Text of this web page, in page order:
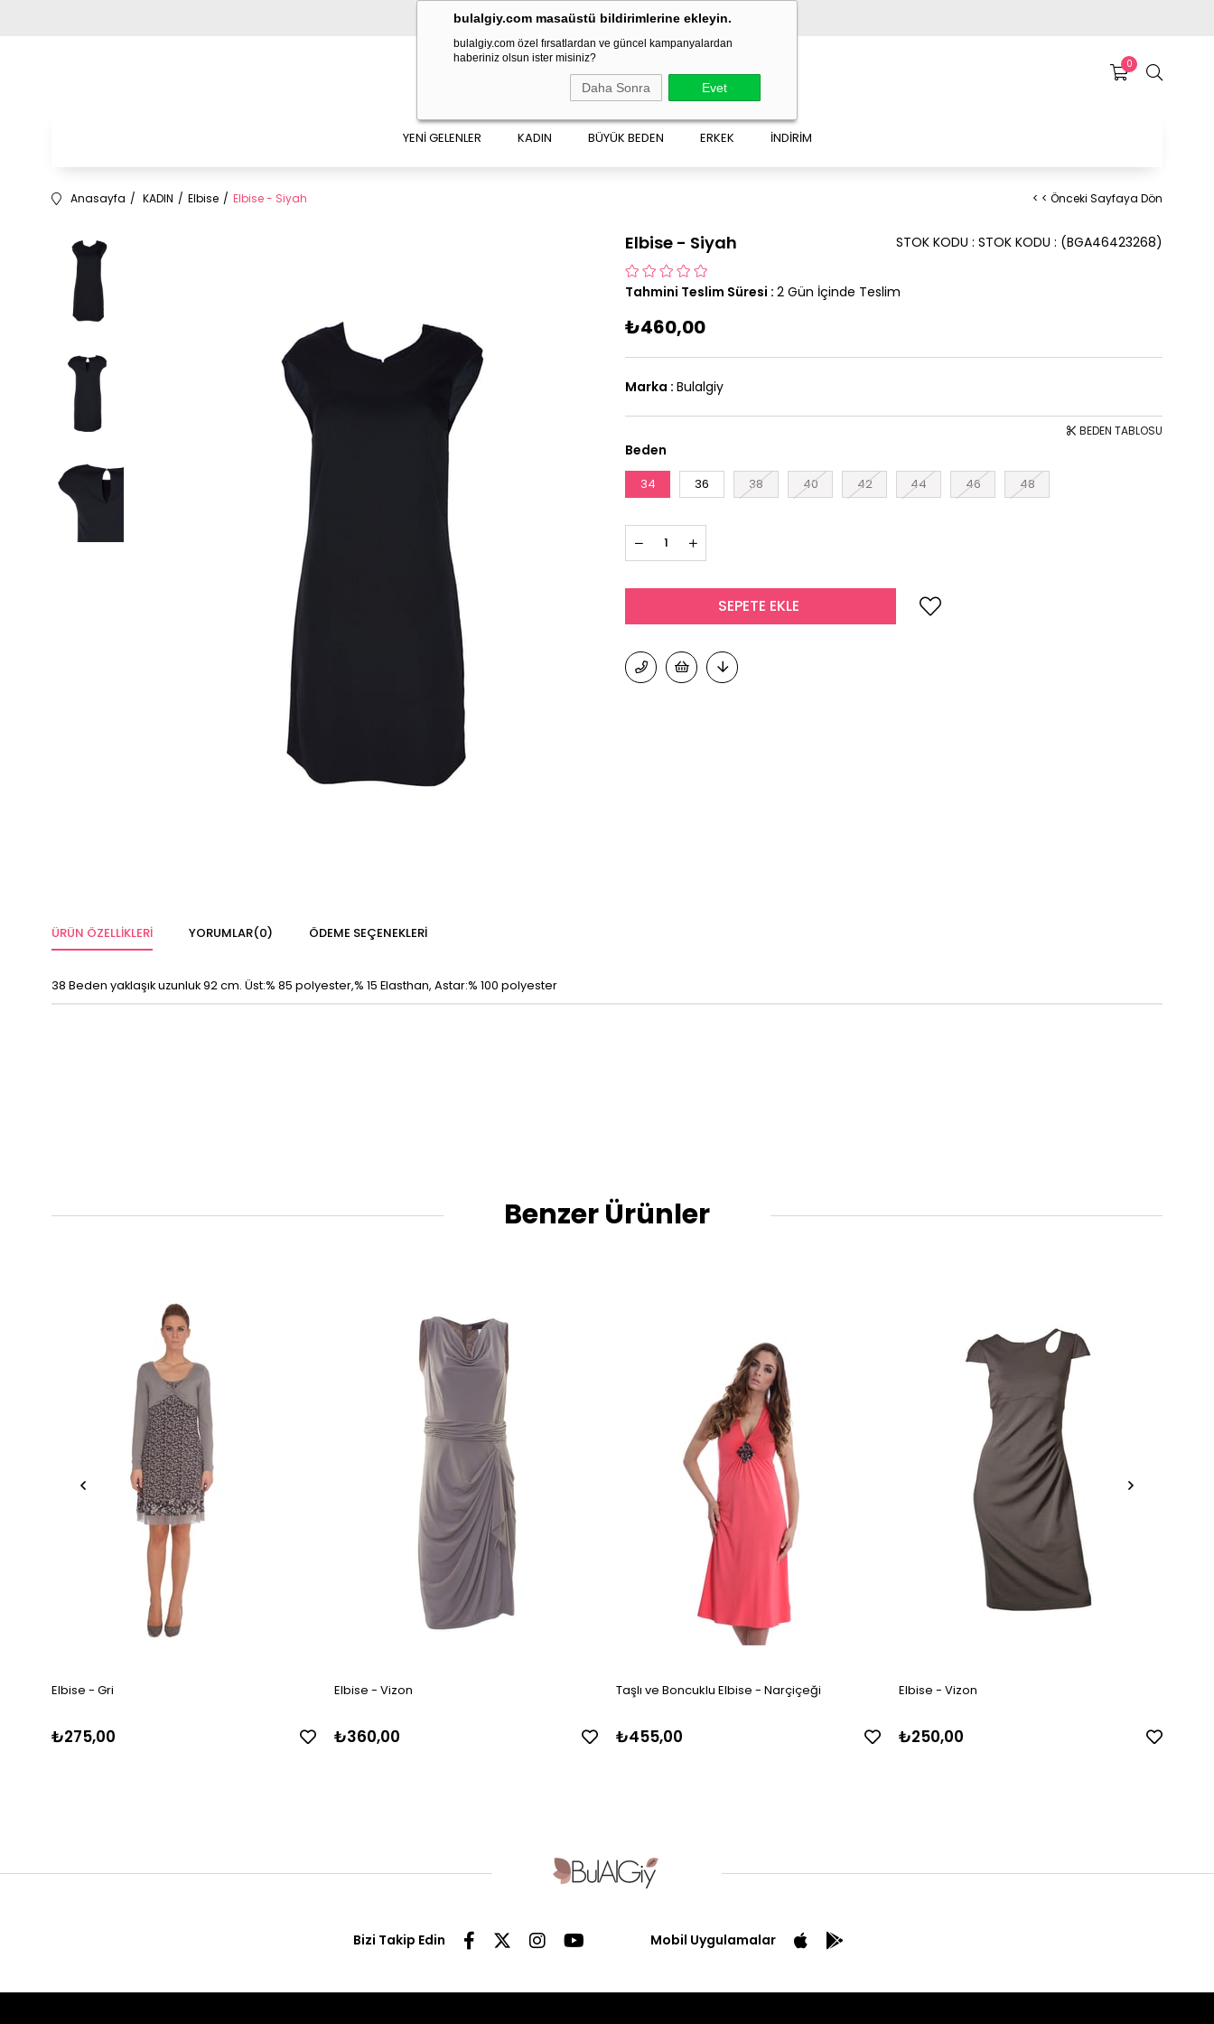
bulalgiy.com masaüstü bildirimlerine ekleyin.
bulalgiy.com özel fırsatlardan ve güncel kampanyalardan
haberiniz olsun ister misiniz?
Daha Sonra Evet
0
YENİ GELENLER KADIN BÜYÜK BEDEN ERKEK İNDİRİM
Anasayfa KADIN Elbise Elbise - Siyah < < Önceki Sayfaya Dön
Elbise - Siyah (BGA46423268)
STOK KODU STOK KODU
Tahmini Teslim Süresi : 2 Gün İçinde Teslim
₺460,00
Marka : Bulalgiy
Beden
34 36 38 40 42 44 46 48
BEDEN TABLOSU
ÜRÜN ÖZELLIKLERI YORUMLAR(0) ÖDEME SEÇENEKLERI
38 Beden yaklaşık uzunluk 92 cm. Üst:% 85 polyester,% 15 Elasthan, Astar:% 100 polyester
Benzer Ürünler
Elbise - Gri
₺275,00
Elbise - Vizon
₺360,00
Taşlı ve Boncuklu Elbise - Narçiçeği
₺455,00
Elbise - Vizon
₺250,00
Bizi Takip Edin Mobil Uygulamalar